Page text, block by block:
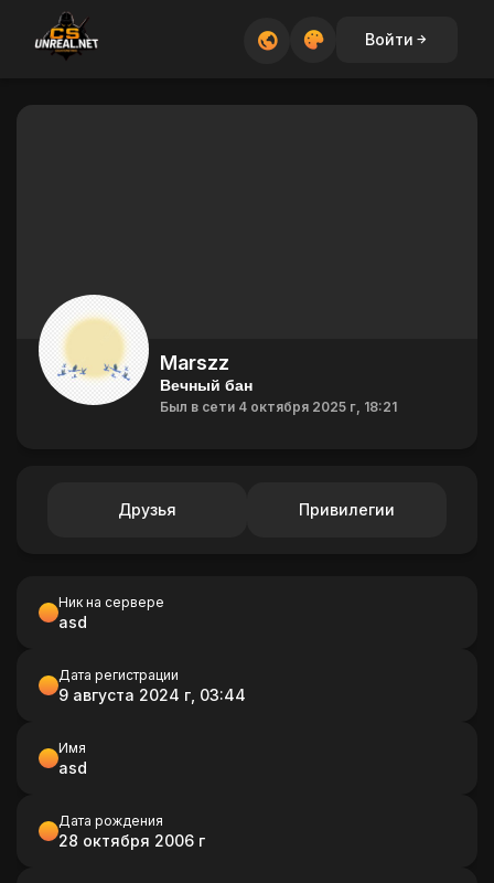
Войти
Marszz
Вечный бан
Был в сети 4 октября 2025 г, 18:21
Друзья Привилегии
Ник на сервере
asd
Дата регистрации
9 августа 2024 г, 03:44
Имя
asd
Дата рождения
28 октября 2006 г